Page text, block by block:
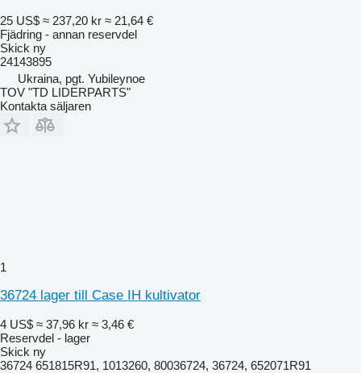
25 US$ ≈ 237,20 kr ≈ 21,64 €
Fjädring - annan reservdel
Skick ny
24143895
Ukraina, pgt. Yubileynoe
TOV "TD LIDERPARTS"
Kontakta säljaren
1
36724 lager till Case IH kultivator
4 US$ ≈ 37,96 kr ≈ 3,46 €
Reservdel - lager
Skick ny
36724 651815R91, 1013260, 80036724, 36724, 652071R91